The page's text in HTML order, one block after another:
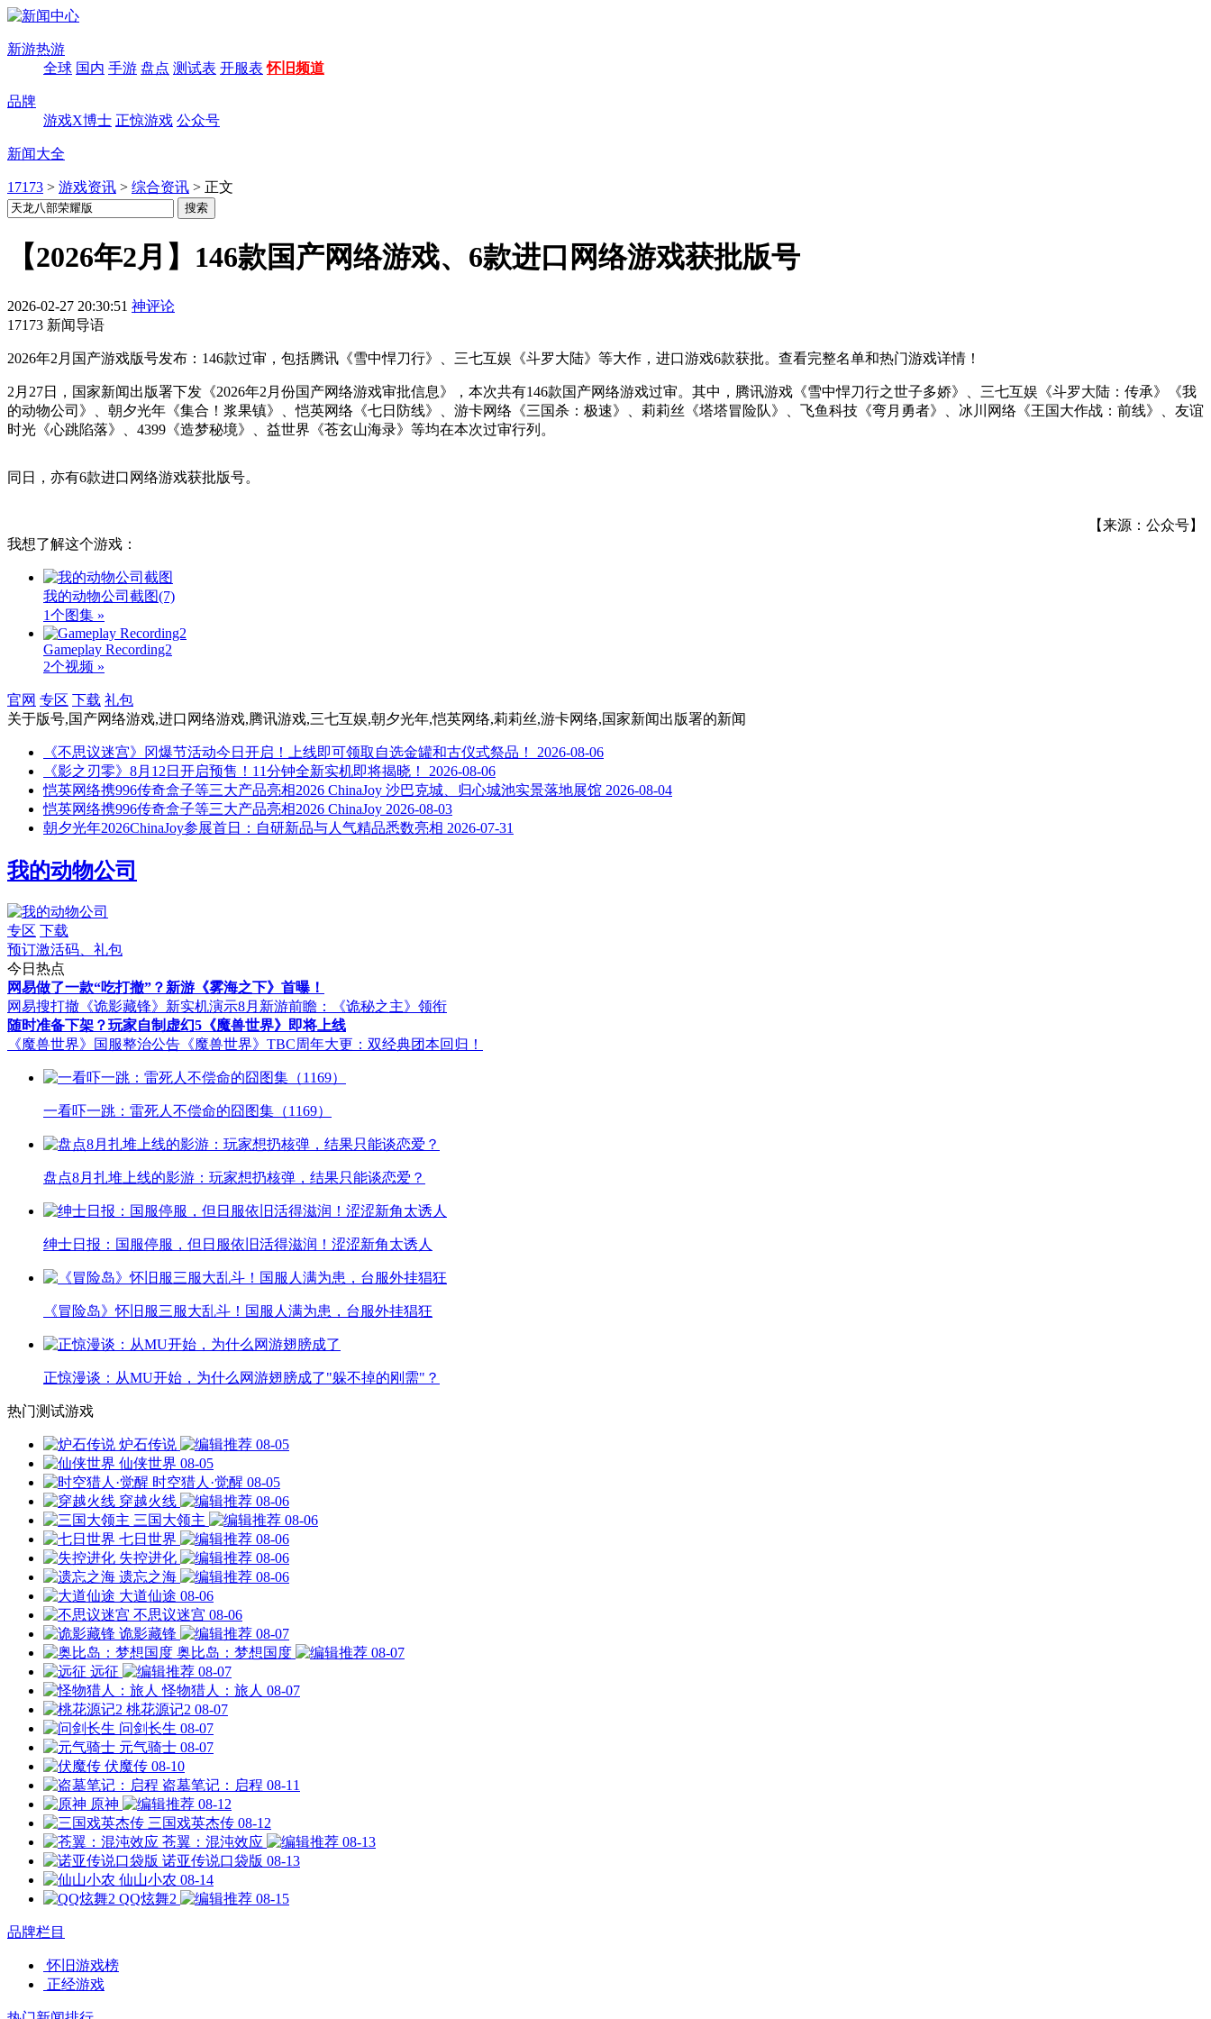
新游热游
全球 国内 手游 盘点 测试表 开服表 怀旧频道
品牌
游戏X博士 正惊游戏 公众号
新闻大全
17173 > 游戏资讯 > 综合资讯 > 正文
【2026年2月】146款国产网络游戏、6款进口网络游戏获批版号
2026-02-27 20:30:51 神评论
17173 新闻导语
2026年2月国产游戏版号发布：146款过审，包括腾讯《雪中悍刀行》、三七互娱《斗罗大陆》等大作，进口游戏6款获批。查看完整名单和热门游戏详情！
2月27日，国家新闻出版署下发《2026年2月份国产网络游戏审批信息》，本次共有146款国产网络游戏过审。其中，腾讯游戏《雪中悍刀行之世子多娇》、三七互娱《斗罗大陆：传承》《我
的动物公司》、朝夕光年《集合！浆果镇》、恺英网络《七日防线》、游卡网络《三国杀：极速》、莉莉丝《塔塔冒险队》、飞鱼科技《弯月勇者》、冰川网络《王国大作战：前线》、友谊
时光《心跳陷落》、4399《造梦秘境》、益世界《苍玄山海录》等均在本次过审行列。
同日，亦有6款进口网络游戏获批版号。
【来源：公众号】
我想了解这个游戏：
我的动物公司截图(7)
1个图集 »
Gameplay Recording​2
2个视频 »
官网 专区 下载 礼包
关于版号,国产网络游戏,进口网络游戏,腾讯游戏,三七互娱,朝夕光年,恺英网络,莉莉丝,游卡网络,国家新闻出版署的新闻
《不思议迷宫》冈爆节活动今日开启！上线即可领取自选金罐和古仪式祭品！
2026-08-06
《影之刃零》8月12日开启预售！11分钟全新实机即将揭晓！
2026-08-06
恺英网络携996传奇盒子等三大产品亮相2026 ChinaJoy 沙巴克城、归心城池实景落地展馆 2026-08-04
恺英网络携996传奇盒子等三大产品亮相2026 ChinaJoy 2026-08-03
朝夕光年2026ChinaJoy参展首日：自研新品与人气精品悉数亮相 2026-07-31
我的动物公司
专区 下载
预订激活码、礼包
今日热点
网易做了一款“吃打撤”？新游《雾海之下》首曝！
网易搜打撤《诡影藏锋》新实机演示8月新游前瞻：《诡秘之主》领衔
随时准备下架？玩家自制虚幻5《魔兽世界》即将上线
《魔兽世界》国服整治公告 《魔兽世界》TBC周年大更：双经典团本回归！
一看吓一跳：雷死人不偿命的囧图集（1169）
盘点8月扎堆上线的影游：玩家想扔核弹，结果只能谈恋爱？
绅士日报：国服停服，但日服依旧活得滋润！涩涩新角太诱人
《冒险岛》怀旧服三服大乱斗！国服人满为患，台服外挂猖狂
正惊漫谈：从MU开始，为什么网游翅膀成了"躲不掉的刚需"？
热门测试游戏
炉石传说
08-05
仙侠世界 08-05
时空猎人·觉醒 08-05
穿越火线
08-06
三国大领主
08-06
七日世界
08-06
失控进化
08-06
遗忘之海
08-06
大道仙途 08-06
不思议迷宫 08-06
诡影藏锋
08-07
奥比岛：梦想国度
08-07
远征
08-07
怪物猎人：旅人 08-07
桃花源记2 08-07
问剑长生 08-07
元气骑士 08-07
伏魔传 08-10
盗墓笔记：启程 08-11
原神
08-12
三国戏英杰传 08-12
苍翼：混沌效应
08-13
诺亚传说口袋版 08-13
仙山小农 08-14
QQ炫舞2
08-15
品牌栏目
怀旧游戏榜
正经游戏